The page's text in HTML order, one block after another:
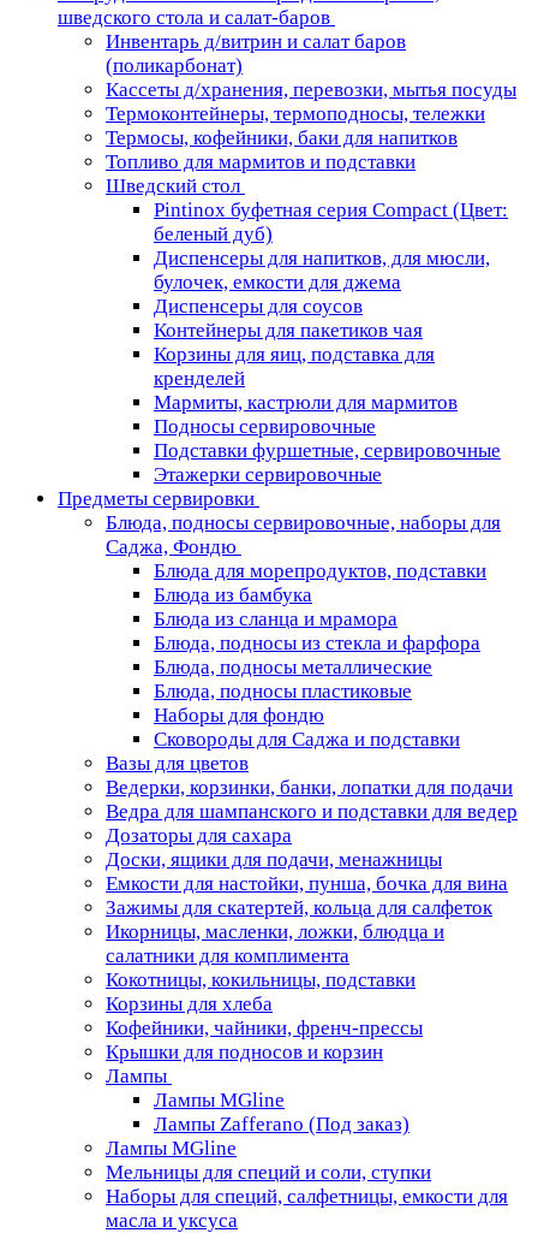
шведского стола и салат-баров
Инвентарь д/витрин и салат баров
(поликарбонат)
Кассеты д/хранения, перевозки, мытья посуды
Термоконтейнеры, термоподносы, тележки
Термосы, кофейники, баки для напитков
Топливо для мармитов и подставки
Шведский стол
Pintinox буфетная серия Compact (Цвет:
беленый дуб)
Диспенсеры для напитков, для мюсли,
булочек, емкости для джема
Диспенсеры для соусов
Контейнеры для пакетиков чая
Корзины для яиц, подставка для
кренделей
Мармиты, кастрюли для мармитов
Подносы сервировочные
Подставки фуршетные, сервировочные
Этажерки сервировочные
Предметы сервировки
Блюда, подносы сервировочные, наборы для
Саджа, Фондю
Блюда для морепродуктов, подставки
Блюда из бамбука
Блюда из сланца и мрамора
Блюда, подносы из стекла и фарфора
Блюда, подносы металлические
Блюда, подносы пластиковые
Наборы для фондю
Сковороды для Саджа и подставки
Вазы для цветов
Ведерки, корзинки, банки, лопатки для подачи
Ведра для шампанского и подставки для ведер
Дозаторы для сахара
Доски, ящики для подачи, менажницы
Емкости для настойки, пунша, бочка для вина
Зажимы для скатертей, кольца для салфеток
Икорницы, масленки, ложки, блюдца и
салатники для комплимента
Кокотницы, кокильницы, подставки
Корзины для хлеба
Кофейники, чайники, френч-прессы
Крышки для подносов и корзин
Лампы
Лампы MGline
Лампы Zafferano (Под заказ)
Лампы MGline
Мельницы для специй и соли, ступки
Наборы для специй, салфетницы, емкости для
масла и уксуса